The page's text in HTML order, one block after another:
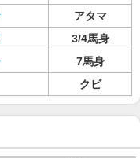
アタマ
3/4馬身
7馬身
クビ